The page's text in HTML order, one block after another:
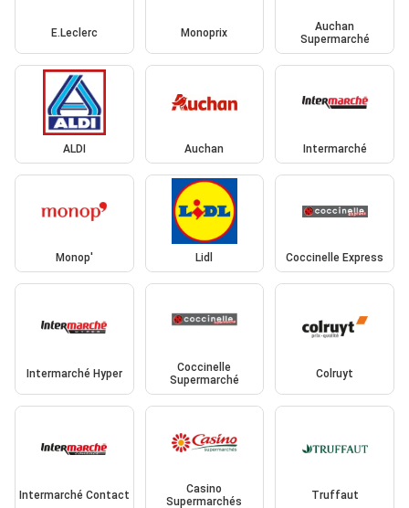
E.Leclerc Monoprix
Auchan
Supermarché
ALDI Auchan Intermarché
Monop' Lidl Coccinelle Express
Intermarché Hyper
Coccinelle
Supermarché
Colruyt
Intermarché Contact
Casino
Supermarchés
Truffaut